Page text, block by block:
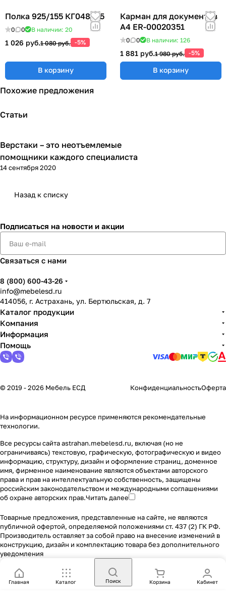
Полка 925/155 КГ048825
0 0 В наличии: 20
1 026 руб.1 080 руб. -5%
В корзину
Карман для документов
А4 ER-00020351
0 0 В наличии: 126
1 881 руб.1 980 руб. -5%
В корзину
Похожие предложения
Статьи
Советы покупателям
Верстаки – это неотъемлемые
помощники каждого специалиста
14 сентября 2020
Назад к списку
Подписаться на новости и акции
Связаться с нами
8 (800) 600-43-26
info@mebelesd.ru
414056, г. Астрахань, ул. Бертюльская, д. 7
Каталог продукции
Компания
Информация
Помощь
© 2019 - 2026 Мебель ЕСД КонфиденциальностьОферта
На информационном ресурсе применяются рекомендательные
технологии.
Все ресурсы сайта astrahan.mebelesd.ru, включая (но не
ограничиваясь) текстовую, графическую, фотографическую и видео
информацию, структуру, дизайн и оформление страниц, доменное
имя, фирменное наименование являются объектами авторского
права и прав на интеллектуальную собственность, защищены
российским законодательством и международными соглашениями
об охране авторских прав.Читать далее
Товарные предложения, представленные на сайте, не являются
публичной офертой, определяемой положениями ст. 437 (2) ГК РФ.
Производитель оставляет за собой право на внесение изменений в
конструкцию, дизайн и комплектацию товара без дополнительного
уведомления
Главная Каталог Поиск Корзина Кабинет